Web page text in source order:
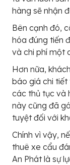
hàng sẽ nhận
Bên cạnh đó,
hóa đúng tiến
và chi phí một
Hơn nữa,
báo giá chi tiết
các thủ tục và
này cũng đã
tuyệt đối với
Chính vì vậy,
thuê xe cẩu
An Phát là sự